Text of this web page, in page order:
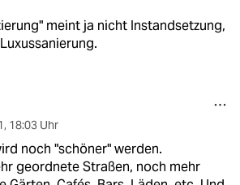
meint ja nicht Instandsetzung,
, 18:03 Uhr
noch "schöner" werden.
geordnete Straßen, noch mehr